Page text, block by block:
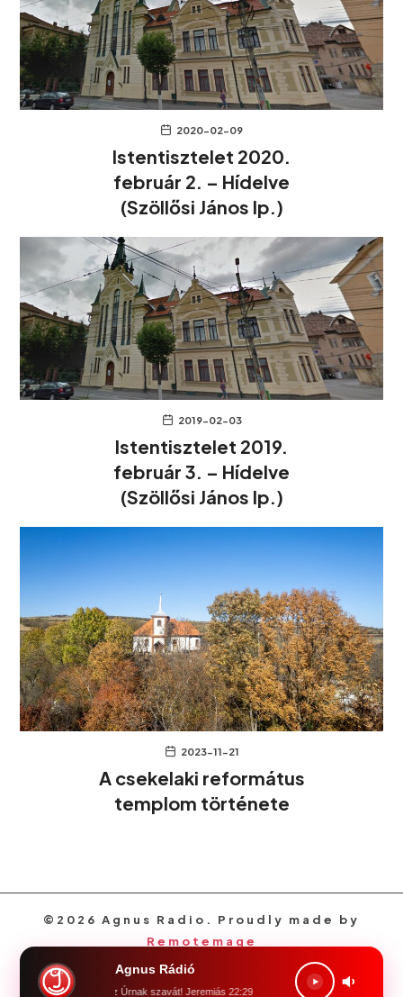
2020-02-09
Istentisztelet 2020.
február 2. – Hídelve
(Szöllősi János lp.)
2019-02-03
Istentisztelet 2019.
február 3. – Hídelve
(Szöllősi János lp.)
2023-11-21
A csekelaki református
templom története
©2026 Agnus Radio. Proudly made by
Remotemage
Agnus Rádió
föld! halld meg az Úrnak szavát! Jeremiás 22:29